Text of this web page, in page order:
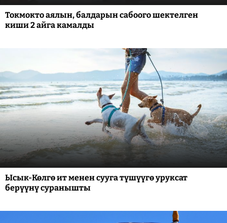
Токмокто аялын, балдарын сабоого шектелген
киши 2 айга камалды
Ысык-Көлгө ит менен сууга түшүүгө уруксат
берүүнү суранышты